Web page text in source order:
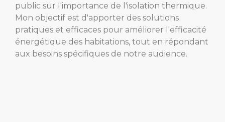
public sur l'importance de l'isolation thermique.
Mon objectif est d'apporter des solutions
pratiques et efficaces pour améliorer l'efficacité
énergétique des habitations, tout en répondant
aux besoins spécifiques de notre audience.